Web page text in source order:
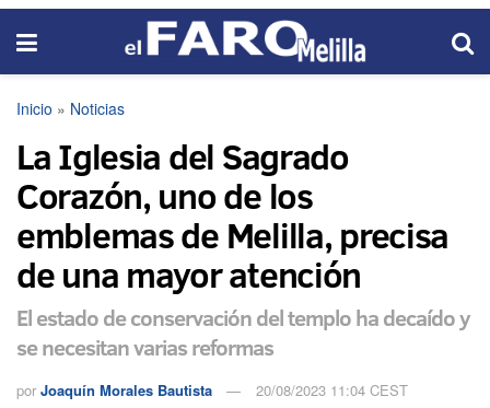
Inicio » Noticias
La Iglesia del Sagrado
Corazón, uno de los
emblemas de Melilla, precisa
de una mayor atención
El estado de conservación del templo ha decaído y
se necesitan varias reformas
por Joaquín Morales Bautista 20/08/2023 11:04 CEST